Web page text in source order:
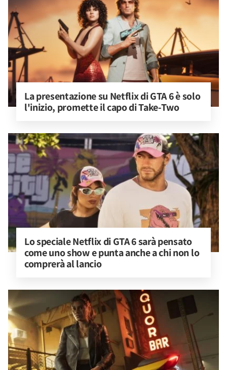
La presentazione su Netflix di GTA 6 è solo
l'inizio, promette il capo di Take-Two
Lo speciale Netflix di GTA 6 sarà pensato
come uno show e punta anche a chi non lo
comprerà al lancio